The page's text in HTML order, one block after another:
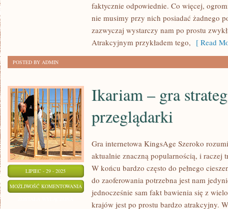
ONLINEfaktycznie odpowiednie. Co więcej,
nie musimy przy nich posiadać żadnego
zazwyczaj wystarczy nam po prostu
Atrakcyjnym przykładem tego, [ Read
POSTED BY ADMIN
LIPIEC - 29 - 2025
MOŻLIWOŚĆ KOMENTOWANIA
Ikariam – gra
przeglądarki
Gra internetowa KingsAge Szeroko
aktualnie znaczną popularnością, i raczej
W końcu bardzo często do pełnego
do zaoferowania potrzebna jest nam
jednocześnie sam fakt bawienia się z
krajów jest po prostu bardzo atrakcyjny.